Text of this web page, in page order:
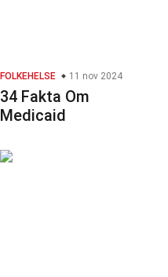
FOLKEHELSE 11 nov 2024
34 Fakta Om
Medicaid